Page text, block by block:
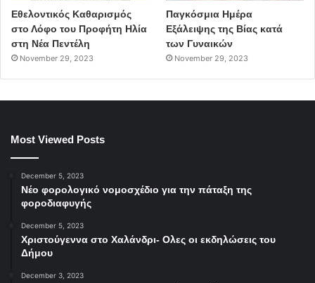
Εθελοντικός Καθαρισμός
στο Λόφο του Προφήτη Ηλία
στη Νέα Πεντέλη
November 29, 2023
Παγκόσμια Ημέρα
Εξάλειψης της Βίας κατά
των Γυναικών
November 29, 2023
Most Viewed Posts
December 5, 2023
Νέο φορολογικό νομοσχέδιο για την πάταξη της
φοροδιαφυγής
December 5, 2023
Χριστούγεννα στο Χαλάνδρι- Ολες οι εκδηλώσεις του
Δήμου
December 3, 2023